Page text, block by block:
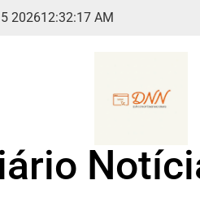
202612:32:18 AM